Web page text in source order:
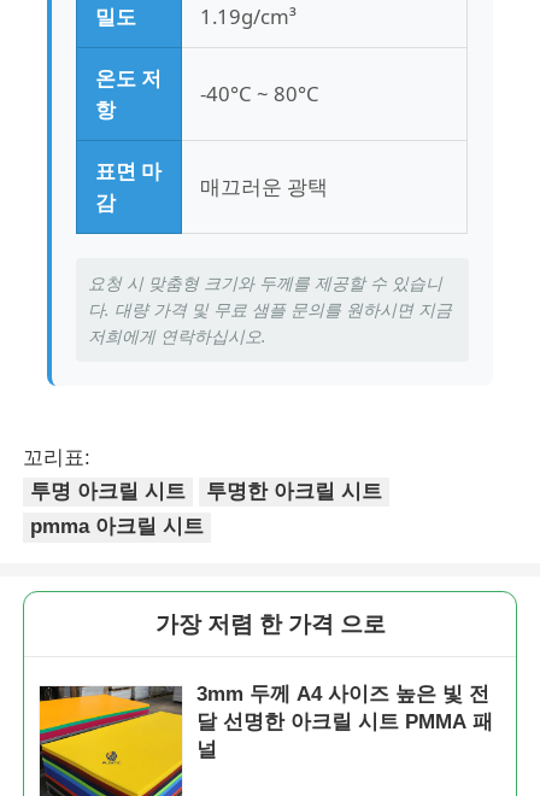
밀도 1.19g/cm³
온도 저
항
-40°C ~ 80°C
표면 마
감
매끄러운 광택
요청 시 맞춤형 크기와 두께를 제공할 수 있습니
다. 대량 가격 및 무료 샘플 문의를 원하시면 지금
저희에게 연락하십시오.
꼬리표:
투명 아크릴 시트
투명한 아크릴 시트
pmma 아크릴 시트
가장 저렴 한 가격 으로
3mm 두께 A4 사이즈 높은 빛 전
달 선명한 아크릴 시트 PMMA 패
널